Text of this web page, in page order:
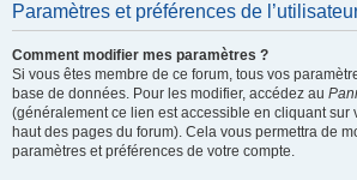
Paramètres et préférences de
Comment modifier mes paramètres ?
Si vous êtes membre de ce forum, tous vos
base de données. Pour les modifier, accédez au
(généralement ce lien est accessible en cliquant sur
haut des pages du forum). Cela vous permettra de
paramètres et préférences de votre compte.